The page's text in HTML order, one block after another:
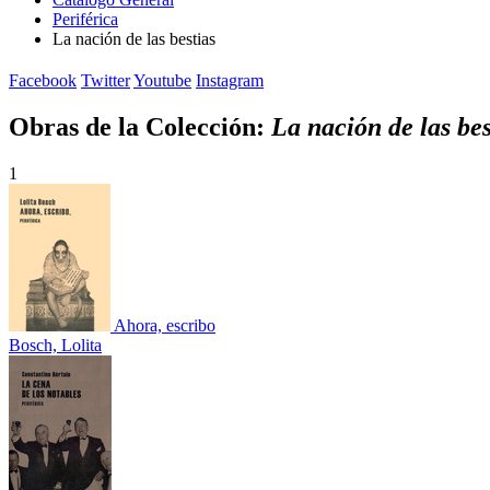
Periférica
La nación de las bestias
Facebook TwitterYoutube Instagram
Obras de la Colección: La nación de las
1
Ahora, escribo
Bosch, Lolita